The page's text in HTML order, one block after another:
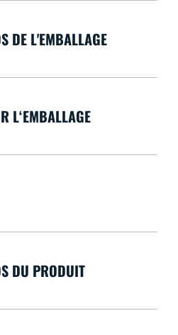
DE L'EMBALLAGE
L‘EMBALLAGE
DU PRODUIT